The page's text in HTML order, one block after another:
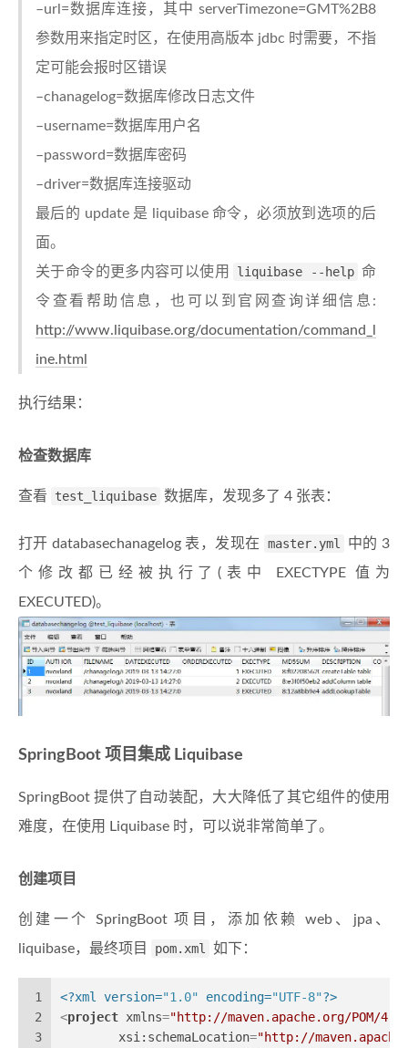
–url=数据库连接，其中 serverTimezone=GMT%2B8
参数用来指定时区，在使用高版本 jdbc 时需要，不指
定可能会报时区错误
–chanagelog=数据库修改日志文件
–username=数据库用户名
–password=数据库密码
–driver=数据库连接驱动
最后的 update 是 liquibase 命令，必须放到选项的后
面。
关于命令的更多内容可以使用
liquibase --help 命
令查看帮助信息，也可以到官网查询详细信息:
http://www.liquibase.org/documentation/command_l
ine.html
执行结果：
检查数据库
查看 test_liquibase 数据库，发现多了 4 张表：
打开 databasechanagelog 表，发现在 master.yml
中的 3
个修改都已经被执行了(表中 EXECTYPE 值为
EXECUTED)。
SpringBoot 项目集成 Liquibase
SpringBoot 提供了自动装配，大大降低了其它组件的使用
难度，在使用 Liquibase 时，可以说非常简单了。
创建项目
创建一个 SpringBoot 项目，添加依赖 web、jpa、
liquibase，最终项目
pom.xml 如下：
1
2
3
<?xml version="1.0" encoding="UTF-8"?>
<project xmlns="http://maven.apache.org/POM/
xsi:schemaLocation="http://